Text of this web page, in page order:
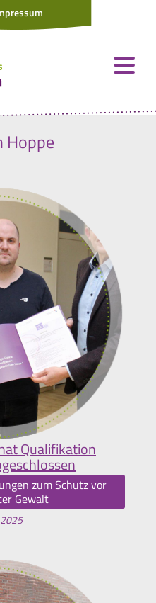
Hoppe
Qualifikation
zum Schutz vor
Gewalt